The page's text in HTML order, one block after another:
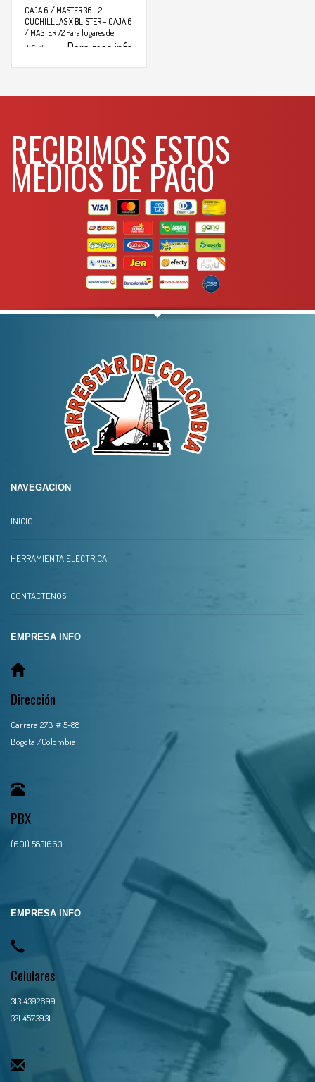
CAJA 6 / MASTER 36 – 2
CUCHILLLAS X BLISTER – CAJA 6
/ MASTER 72 Para lugares de
dificil acceso
Para mas info
RECIBIMOS ESTOS
MEDIOS DE PAGO
NAVEGACION
INICIO
HERRAMIENTA ELECTRICA
CONTACTENOS
EMPRESA INFO
Dirección
Carrera 27B # 5-88
Bogota /Colombia
PBX
(601) 5831663
EMPRESA INFO
Celulares
313 4392699
321 4573931